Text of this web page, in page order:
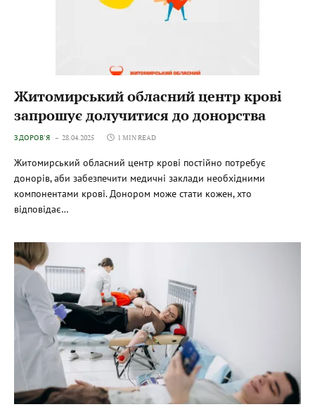
Житомирський обласний центр крові
запрошує долучитися до донорства
ЗДОРОВ'Я 28.04.2025 1 MIN READ
Житомирський обласний центр крові постійно потребує
донорів, аби забезпечити медичні заклади необхідними
компонентами крові. Донором може стати кожен, хто
відповідає…